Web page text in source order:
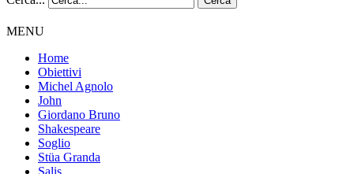
MENU
Home
Obiettivi
Michel Agnolo
John
Giordano Bruno
Shakespeare
Soglio
Stüa Granda
Salis